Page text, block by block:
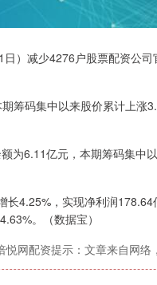
）减少4276户股票配资公司
筹码集中以来股价累计上涨
为6.11亿元，本期筹码集中
4.25%，实现净利润178.64
。（数据宝）
悦网配资提示：文章来自网络